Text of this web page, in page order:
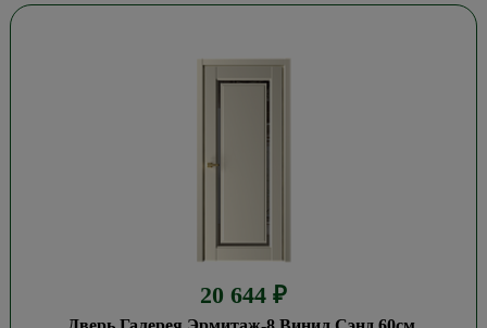
20 644 ₽